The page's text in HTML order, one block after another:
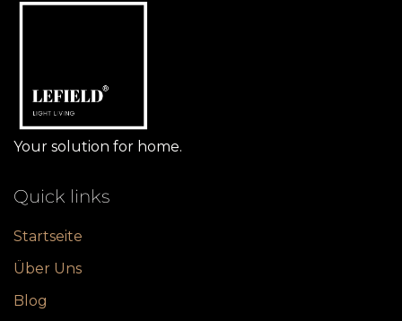
Your solution for home.
Quick links
Startseite
Über Uns
Blog